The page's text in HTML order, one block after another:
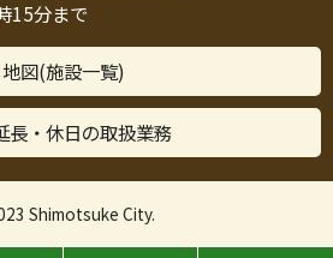
15分まで
地図(施設一覧)
長・休日の取扱業務
Shimotsuke City.